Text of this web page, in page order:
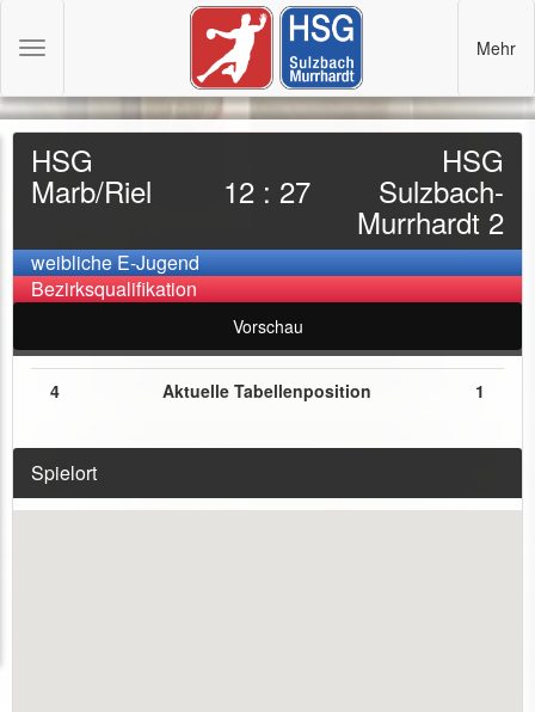
HSG
Marb/Riel 12 : 27
HSG
Sulzbach-
Murrhardt 2
weibliche E-Jugend
Bezirksqualifikation
Vorschau
4 Aktuelle Tabellenposition 1
Spielort
Toggle
Mehr